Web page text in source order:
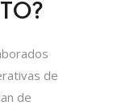
de
de